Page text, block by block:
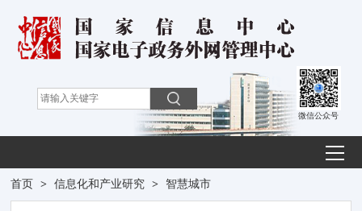
微信公众号
首页 > 信息化和产业研究 > 智慧城市